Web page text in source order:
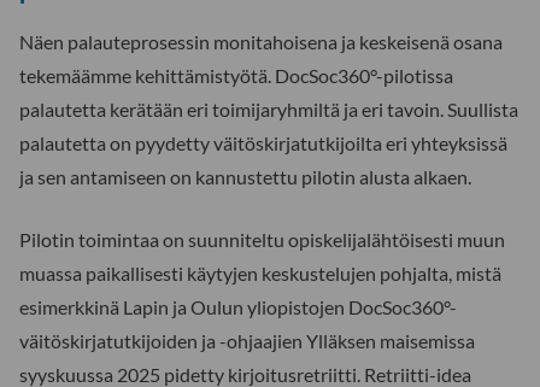
Näen palauteprosessin monitahoisena ja keskeisenä osana
tekemäämme kehittämistyötä. DocSoc360°-pilotissa
palautetta kerätään eri toimijaryhmiltä ja eri tavoin. Suullista
palautetta on pyydetty väitöskirjatutkijoilta eri yhteyksissä
ja sen antamiseen on kannustettu pilotin alusta alkaen.
Pilotin toimintaa on suunniteltu opiskelijalähtöisesti muun
muassa paikallisesti käytyjen keskustelujen pohjalta, mistä
esimerkkinä Lapin ja Oulun yliopistojen DocSoc360°-
väitöskirjatutkijoiden ja -ohjaajien Ylläksen maisemissa
syyskuussa 2025 pidetty kirjoitusretriitti. Retriitti-idea